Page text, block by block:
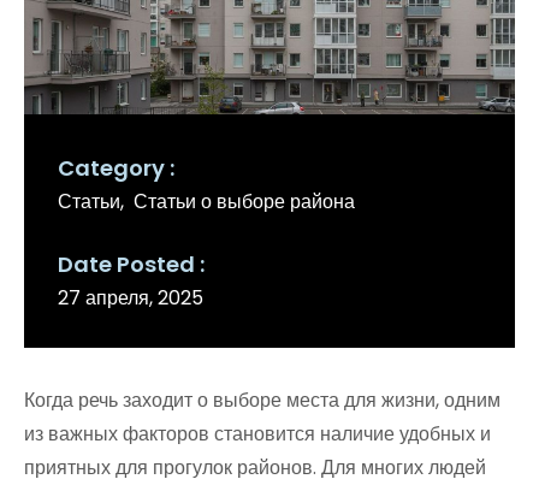
Category
Статьи Статьи о выборе района
Date Posted
27 апреля, 2025
Когда речь заходит о выборе места для жизни, одним
из важных факторов становится наличие удобных и
приятных для прогулок районов. Для многих людей